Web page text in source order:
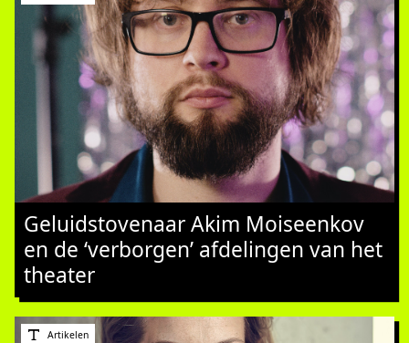
Geluidstovenaar Akim Moiseenkov
en de ‘verborgen’ afdelingen van het
theater
Artikelen